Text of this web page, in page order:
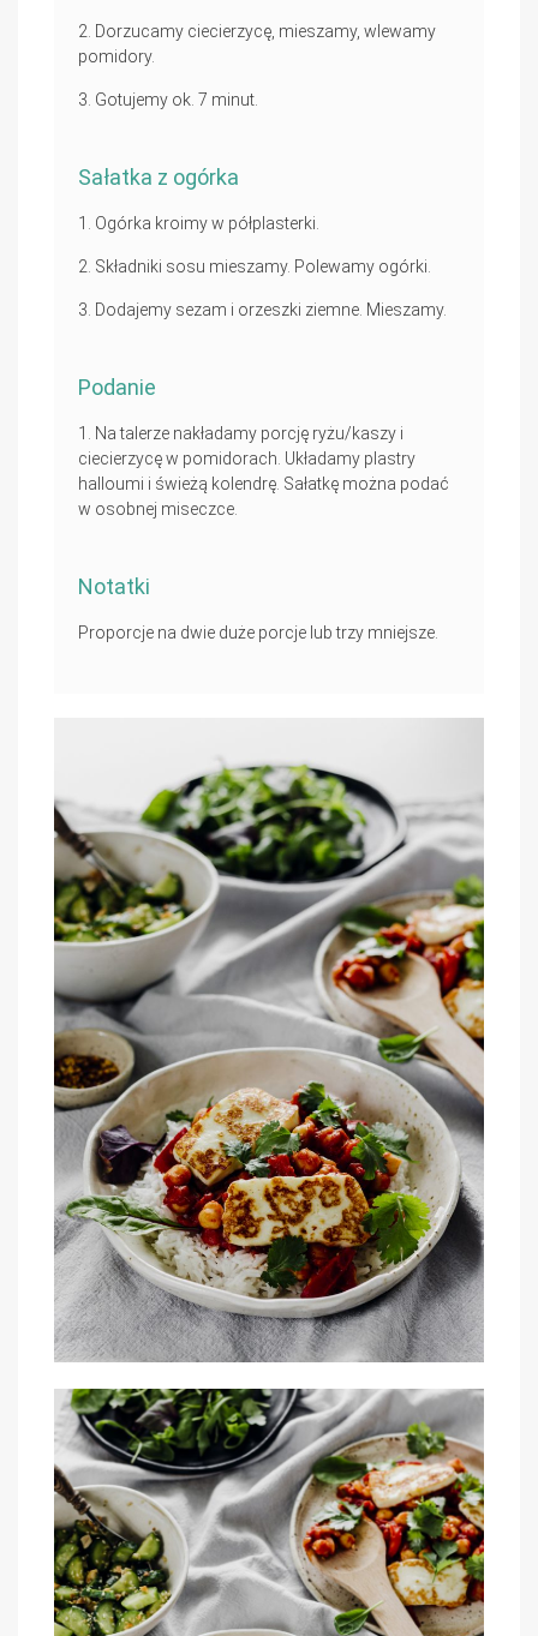
Dorzucamy ciecierzycę, mieszamy, wlewamy
pomidory.
Gotujemy ok. 7 minut.
Sałatka z ogórka
Ogórka kroimy w półplasterki.
Składniki sosu mieszamy. Polewamy ogórki.
Dodajemy sezam i orzeszki ziemne. Mieszamy.
Podanie
Na talerze nakładamy porcję ryżu/kaszy i
ciecierzycę w pomidorach. Układamy plastry
halloumi i świeżą kolendrę. Sałatkę można podać
w osobnej miseczce.
Notatki
Proporcje na dwie duże porcje lub trzy mniejsze.